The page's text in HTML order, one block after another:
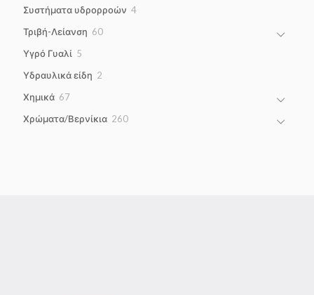
Συστήματα υδρορροών 44
Τριβή-Λείανση 6060
Υγρό Γυαλί 5
Υδραυλικά είδη 2
Χημικά 6767
Χρώματα/Βερνίκια 260260